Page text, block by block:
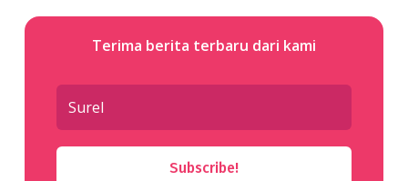
Terima berita terbaru dari kami
Subscribe!